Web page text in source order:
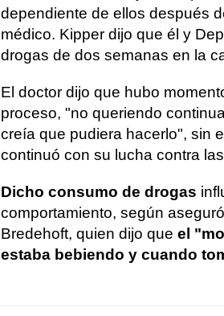
dependiente de ellos después
médico. Kipper dijo que él y
drogas de dos semanas en la
El doctor dijo que hubo
proceso, "no queriendo
creía que pudiera hacerlo", sin
continuó con su lucha contra
Dicho consumo de drogas
comportamiento, según
Bredehoft, quien dijo que el
estaba bebiendo y cuando